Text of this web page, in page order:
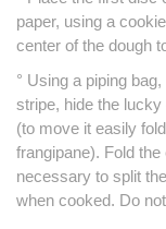
paper, using a
center of the dough
° Using a piping
stripe, hide the lucky
(to move it easily
frangipane). Fold
necessary to split
when cooked. Do